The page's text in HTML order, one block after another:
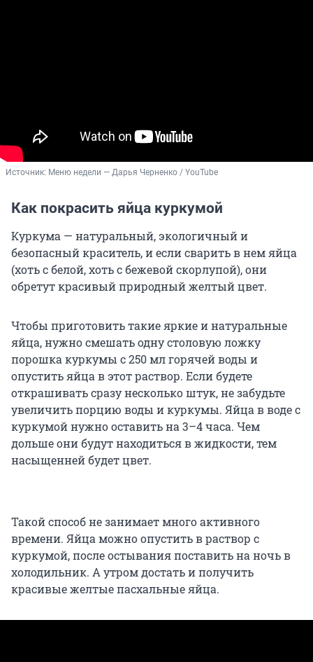
Источник: Меню недели — Дарья Черненко / YouTube
Как покрасить яйца куркумой
Куркума — натуральный, экологичный и
безопасный краситель, и если сварить в нем яйца
(хоть с белой, хоть с бежевой скорлупой), они
обретут красивый природный желтый цвет.
Чтобы приготовить такие яркие и натуральные
яйца, нужно смешать одну столовую ложку
порошка куркумы с 250 мл горячей воды и
опустить яйца в этот раствор. Если будете
открашивать сразу несколько штук, не забудьте
увеличить порцию воды и куркумы. Яйца в воде с
куркумой нужно оставить на 3–4 часа. Чем
дольше они будут находиться в жидкости, тем
насыщенней будет цвет.
Такой способ не занимает много активного
времени. Яйца можно опустить в раствор с
куркумой, после остывания поставить на ночь в
холодильник. А утром достать и получить
красивые желтые пасхальные яйца.